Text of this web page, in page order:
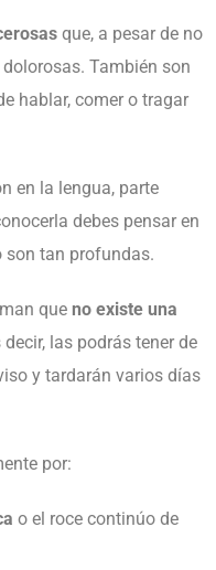
que, a pesar de no
También son
hablar, comer o tragar
en la lengua, parte
debes pensar en
son tan profundas.
que no existe una
decir, las podrás tener de
y tardarán varios días
por:
o el roce continúo de